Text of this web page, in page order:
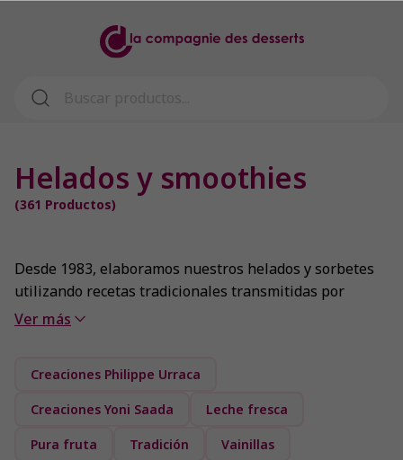
Helados y smoothies
(361 Productos)
Desde 1983, elaboramos nuestros helados y sorbetes
utilizando recetas tradicionales transmitidas por
nuestros Maestros Heladeros. Nuestro proceso de
ingredientes de alta calidad. Nuestros smoothies
están elaborados con fruta ya troceada y lista para
pensados para profesionales que buscan ofrecer
Ver más
Creaciones Philippe Urraca
Creaciones Yoni Saada Leche fresca
Pura fruta Tradición Vainillas